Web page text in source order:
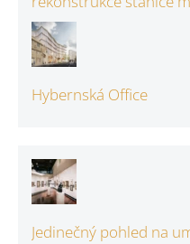
Hybernská Office
Jedinečný pohled na